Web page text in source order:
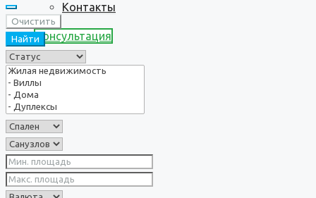
Контакты
Консультация
Очистить
Найти